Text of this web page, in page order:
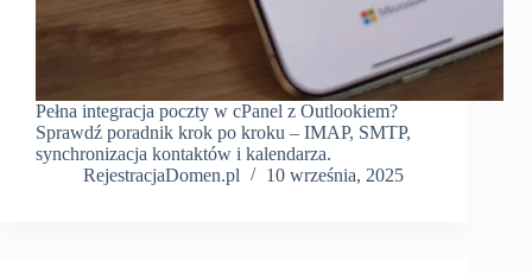
Pełna integracja poczty w cPanel z Outlookiem?
Sprawdź poradnik krok po kroku – IMAP, SMTP,
synchronizacja kontaktów i kalendarza.
RejestracjaDomen.pl
10 września, 2025